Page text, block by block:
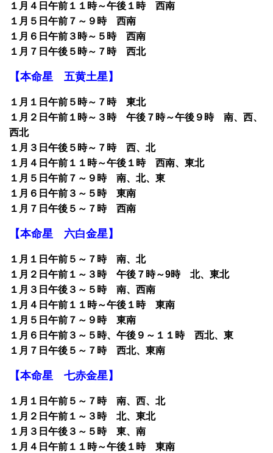
１月４日午前１１時～午後１時 西南
１月５日午前７～９時 西南
１月６日午前３時～５時 西南
１月７日午後５時～７時 西北
【本命星 五黄土星】
１月１日午前５時～７時 東北
１月２日午前１時～３時 午後７時～午後９時 南、西、
西北
１月３日午後５時～７時 西、北
１月４日午前１１時～午後１時 西南、東北
１月５日午前７～９時 南、北、東
１月６日午前３～５時 東南
１月７日午後５～７時 西南
【本命星 六白金星】
１月１日午前５～７時 南、北
１月２日午前１～３時 午後７時～9時 北、東北
１月３日午後３～５時 南、西南
１月４日午前１１時～午後１時 東南
１月５日午前７～９時 東南
１月６日午前３～５時、午後９～１１時 西北、東
１月７日午後５～７時 西北、東南
【本命星 七赤金星】
１月１日午前５～７時 南、西、北
１月２日午前１～３時 北、東北
１月３日午後３～５時 東、南
１月４日午前１１時～午後１時 東南